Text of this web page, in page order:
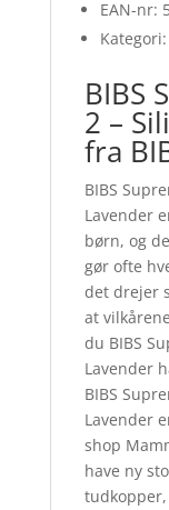
EAN-nr:
BIBS
2 –
fra
BIBS
Lavender
børn, og
gør ofte
det drejer
at
du BIBS
Lavender
BIBS
Lavender
shop
have ny